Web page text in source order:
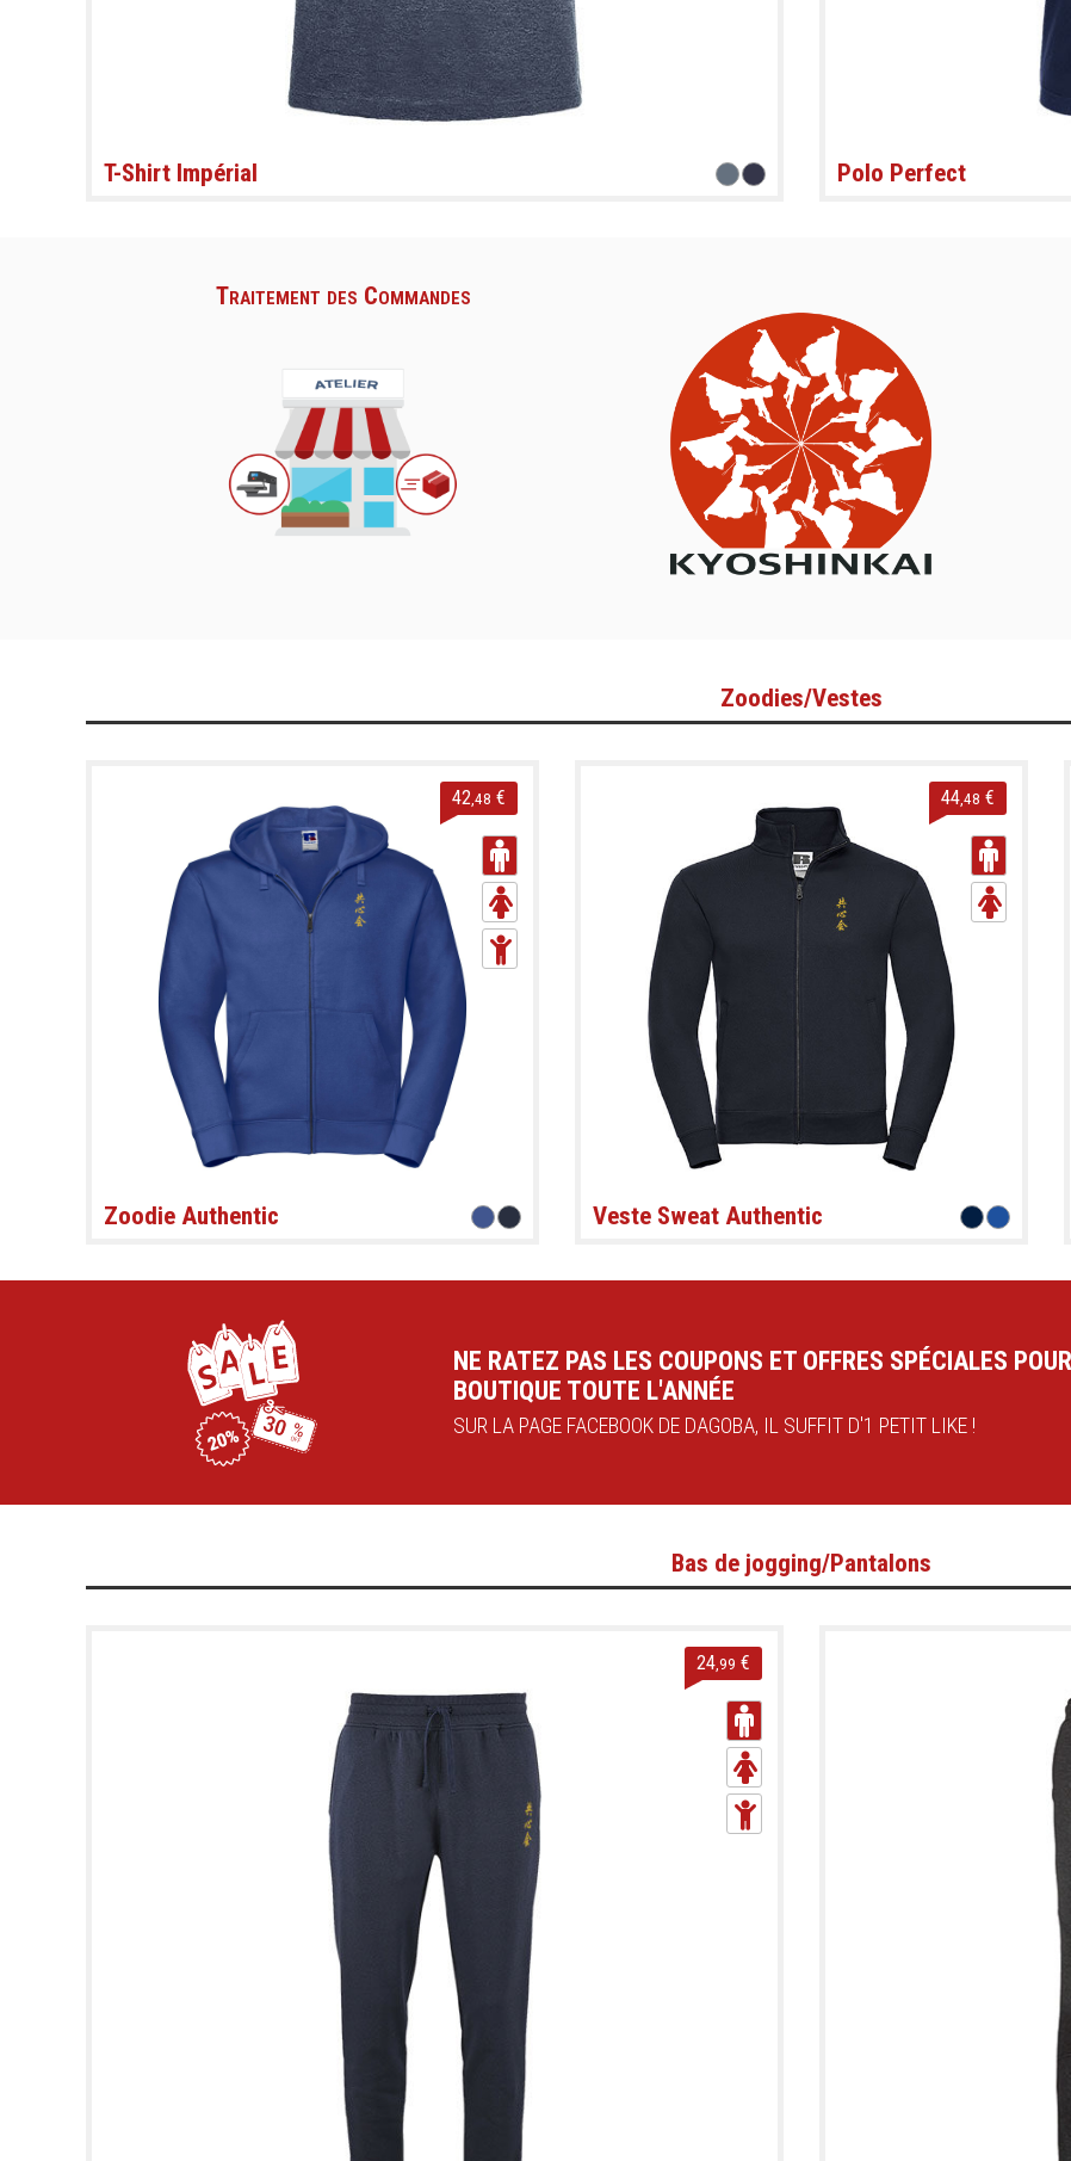
T-Shirt Impérial Polo Perfect
Traitement des Commandes
Zoodies/Vestes
42 ,48 €
Zoodie Authentic
44,48 €
Veste Sweat Authentic
NE RATEZ PAS LES COUPONS ET OFFRES SPÉCIALES
BOUTIQUE TOUTE L'ANNÉE
SUR LA PAGE FACEBOOK DE DAGOBA, IL SUFFIT D'1 PETIT LIKE !
Bas de jogging/Pantalons
24,99 €